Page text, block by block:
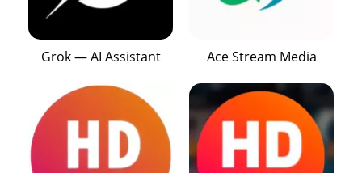
Grok — AI Assistant Ace Stream Media